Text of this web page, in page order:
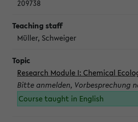
209738
Müller, Schweiger
Research Module I: Chemical
Bitte anmelden, Vorbesprechung
Course taught in English